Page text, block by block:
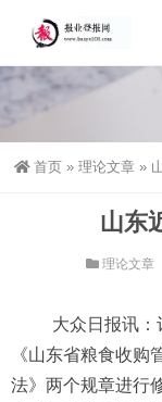
首页 » 理论文章 »
山东
理论文章
大众日报讯
《山东省粮食收
法》两个规章进行